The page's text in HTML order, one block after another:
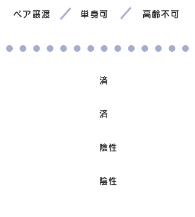
ペア譲渡 単身可 高齢不可
済
済
陰性
陰性